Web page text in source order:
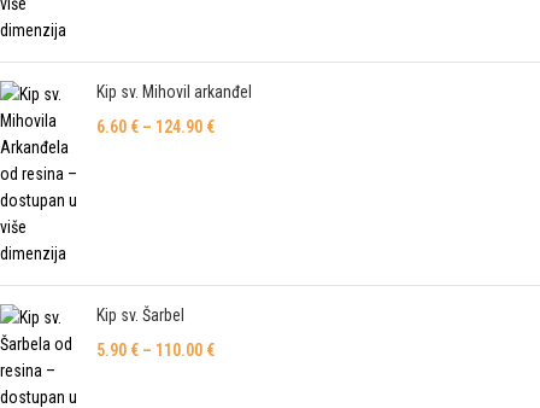
Kip sv. Mihovil arkanđel
6.60 € – 124.90 €
Kip sv. Šarbel
5.90 € – 110.00 €